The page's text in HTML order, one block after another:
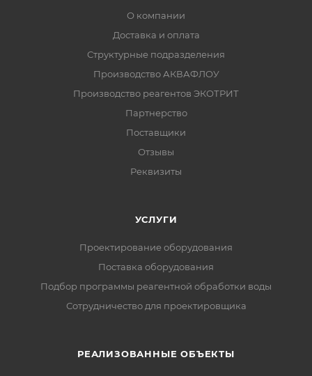
О компании
Доставка и оплата
Структурные подразделения
Производство АКВАФЛОУ
Производство реагентов ЭКОТРИТ
Партнерство
Поставщики
Отзывы
Реквизиты
УСЛУГИ
Проектирование оборудования
Поставка оборудования
Подбор программы реагентной обработки воды
Сотрудничество для проектировщика
РЕАЛИЗОВАННЫЕ ОБЪЕКТЫ